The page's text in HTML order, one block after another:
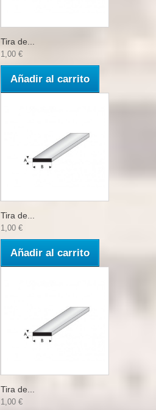
Tira de...
1,00 €
Añadir al carrito
Tira de...
1,00 €
Añadir al carrito
Tira de...
1,00 €